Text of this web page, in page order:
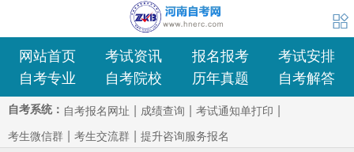
网站首页 考试资讯 报名报考
考试安排
自考专业
自考院校 历年真题 自考解答
自考系统： 自考报名网址 | 成绩查询 | 考试通知单打印 |
考生微信群 | 考生交流群 | 提升咨询服务报名
考生交流群历年真题 复习备考
自考解答